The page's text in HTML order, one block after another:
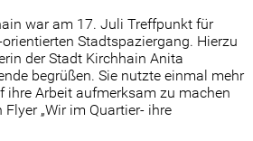
war am 17. Juli Treffpunkt für
Stadtspaziergang. Hierzu
der Stadt Kirchhain Anita
begrüßen. Sie nutzte einmal mehr
ihre Arbeit aufmerksam zu machen
„Wir im Quartier- ihre